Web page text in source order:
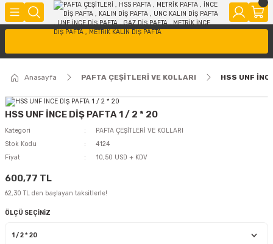
Anasayfa PAFTA ÇEŞİTLERİ VE KOLLARI HSS UNF
HSS UNF İNCE DİŞ PAFTA 1 / 2 * 20
Kategori
PAFTA ÇEŞİTLERİ VE KOLLARI
Stok Kodu
4124
Fiyat
10,50 USD + KDV
600,77 TL
62,30 TL den başlayan taksitlerle!
ÖLÇÜ SEÇİNİZ